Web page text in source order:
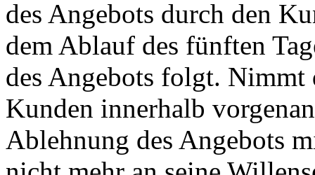
des Angebots durch den
dem Ablauf des fünften
des Angebots folgt. Nimmt
Kunden innerhalb
Ablehnung des Angebots